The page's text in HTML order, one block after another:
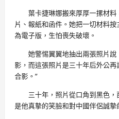
葉卡捷琳娜搬來厚厚一摞材
片、報紙和函件。她把一切材料
為電子版，生怕喪失破壞。
她警惕翼翼地抽出兩張照片
影，而這張照片是三十年后外公
合影。”
三十年，照片從口角到黑色
是他真摯的笑臉和對中國伴侶誠摯